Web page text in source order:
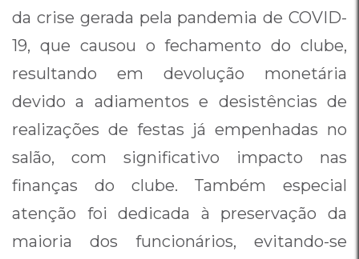
da crise gerada pela pandemia de COVID-
19, que causou o fechamento do clube,
resultando em devolução monetária
devido a adiamentos e desistências de
realizações de festas já empenhadas no
salão, com significativo impacto nas
finanças do clube. Também especial
atenção foi dedicada à preservação da
maioria dos funcionários, evitando-se